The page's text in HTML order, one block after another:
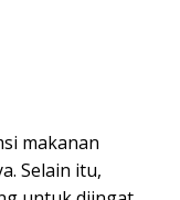
makanan
Selain itu,